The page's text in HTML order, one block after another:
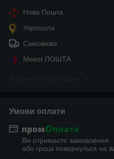
Нова Пошта
Укрпошта
Самовивіз
Meest ПОШТА
Умови оплати
Ви отримаєте замовлення
або гроші повернуться на